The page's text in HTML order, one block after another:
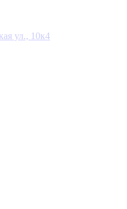
ул., 10к4